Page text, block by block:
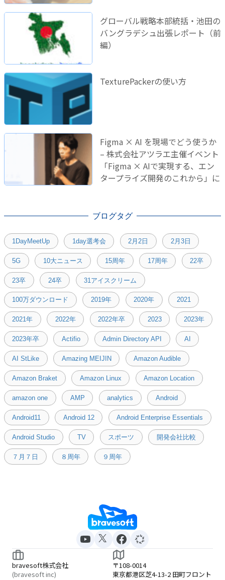
グローバル戦略本部統括・池田の
バングラデシュ出張レポート（前
編）
TexturePackerの使い方
Figma × AI を現場でどう使うか
– 株式会社アツラエ主催イベント
「Figma × AIで実現する、エン
タープライズ開発のこれから」に
ブログタグ
1DayMeetUp 1day選考会 2月2日 2月3日
5G 10大ニュース 15周年 17周年 22卒
23卒 24卒 31アイスクリーム
100万ダウンロード 2019年 2020年 2021
2021年 2022年 2022年卒 2023 2023年
2023年卒 Actifio Admin Directory API AI
AI StLike Amazing MEIJIN Amazon Audible
Amazon Braket Amazon Linux Amazon Location
amazon one AMP analytics Android
Android11 Android 12 Android Enterprise Essentials
Android Studio TV スポーツ 開発会社比較
７月７日 ８周年 ９周年
bravesoft株式会社
(bravesoft inc)
〒108-0014
東京都港区芝4-13-2 田町フロント